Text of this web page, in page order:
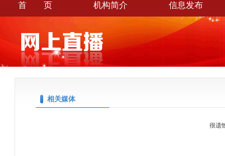
首 页 机构简介 信息发布
相关媒体
很遗